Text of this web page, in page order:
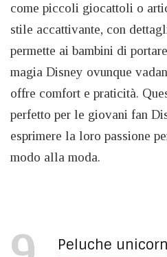
come piccoli giocattoli o
stile accattivante, con
permette ai bambini di
magia Disney ovunque
offre comfort e praticità.
perfetto per le giovani fan
esprimere la loro passione
modo alla moda.
Peluche